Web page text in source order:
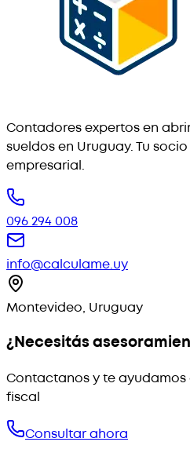
Contadores expertos en
sueldos en Uruguay. Tu
empresarial.
096 294 008
info@calculame.uy
Montevideo, Uruguay
¿Necesitás
Contactanos y te
fiscal
Consultar ahora